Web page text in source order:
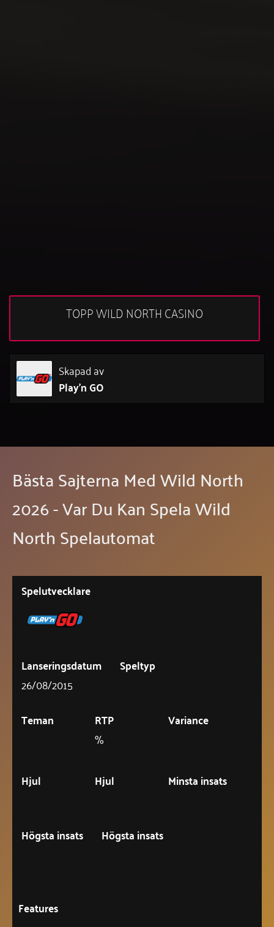
TOPP WILD NORTH CASINO
Skapad av
Play'n GO
Bästa Sajterna Med Wild North
2026 - Var Du Kan Spela Wild
North Spelautomat
Spelutvecklare
Lanseringsdatum
26/08/2015
Speltyp
Teman
RTP
%
Variance
Hjul Hjul Minsta insats
Högsta insats Högsta insats
Features